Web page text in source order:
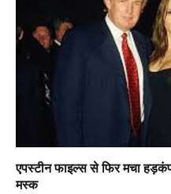
एपस्टीन फाइल्स से फिर मचा
मस्क